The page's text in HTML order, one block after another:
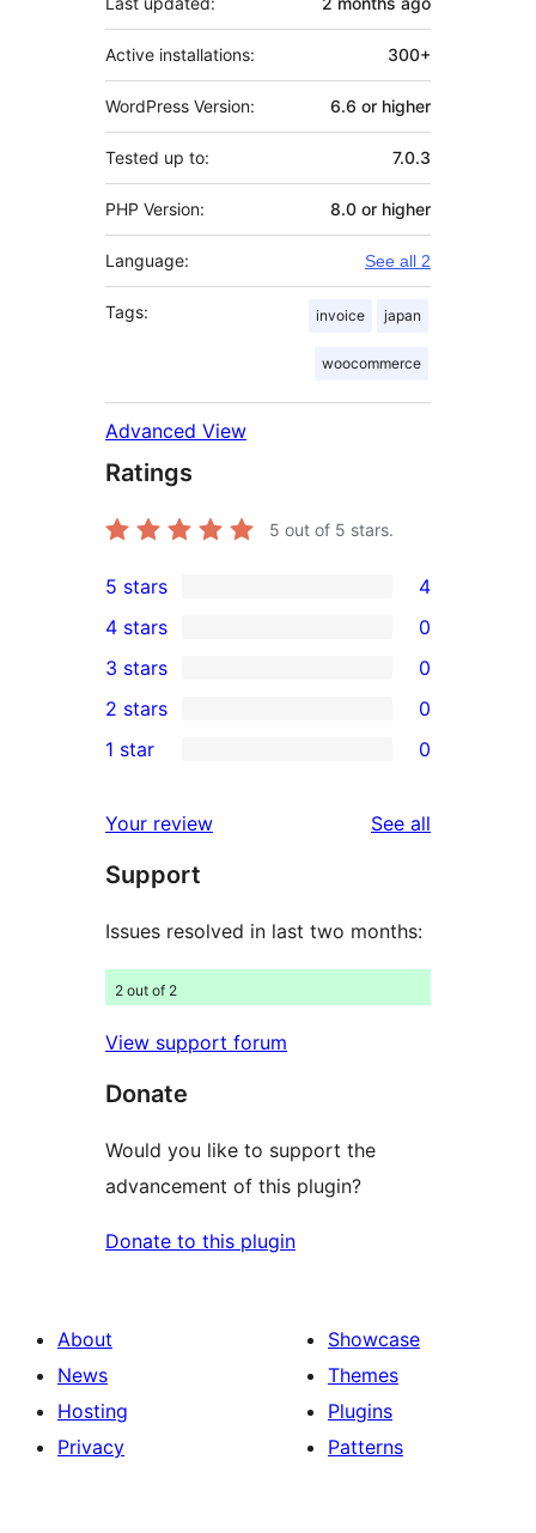
Active installations: 300+
WordPress Version: 6.6 or higher
Tested up to: 7.0.3
PHP Version: 8.0 or higher
Language: See all 2
Tags: invoice japan
woocommerce
Advanced View
Ratings
5 out of 5 stars.
4
5-
star
reviews
5 stars 4
4-
star
reviews
4 stars 0
0
3-
star
3 stars 0
2-
reviews
2 stars 0
star
reviews
1 star 0
Your review See all
Support
Issues resolved in last two months:
2 out of 2
View support forum
Donate
Would you like to support the
advancement of this plugin?
Donate to this plugin
About
News
Hosting
Privacy
Showcase
Themes
Plugins
Patterns